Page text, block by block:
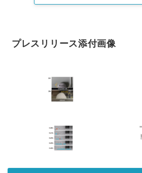
プレスリリース添付画像